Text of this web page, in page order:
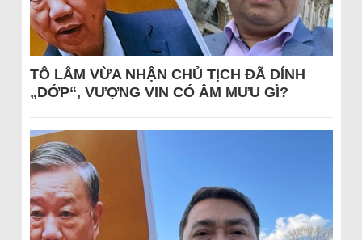
TÔ LÂM VỪA NHẬN CHỦ TỊCH ĐÃ DÍNH
„DỚP“, VƯỢNG VIN CÓ ÂM MƯU GÌ?